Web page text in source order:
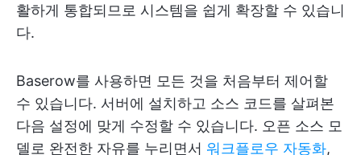
활하게 통합되므로 시스템을 쉽게 확장할 수 있습니
다.
Baserow를 사용하면 모든 것을 처음부터 제어할
수 있습니다. 서버에 설치하고 소스 코드를 살펴본
다음 설정에 맞게 수정할 수 있습니다. 오픈 소스 모
델로 완전한 자유를 누리면서 워크플로우 자동화,